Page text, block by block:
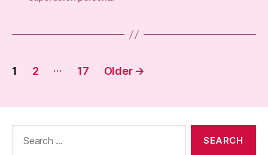
Posts
1 2 … 17 Older →